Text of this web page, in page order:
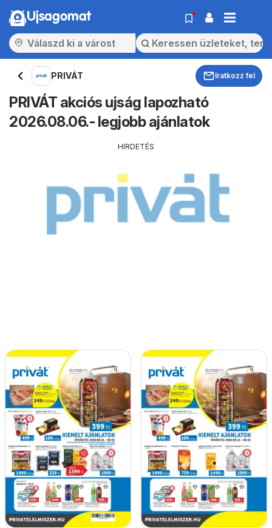
Ujsagomat
PRIVÁT Iratkozz fel
PRIVÁT akciós ujság lapozható
2026.08.06.- legjobb ajánlatok
HIRDETÉS